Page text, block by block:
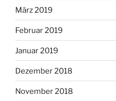
März 2019
Februar 2019
Januar 2019
Dezember 2018
November 2018